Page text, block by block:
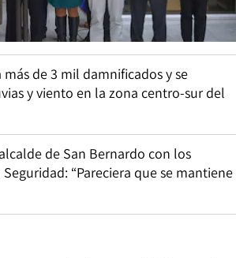
de 3 mil damnificados y se
y viento en la zona centro-sur del
de San Bernardo con los
“Pareciera que se mantiene